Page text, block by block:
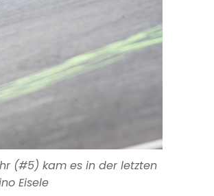
(#5) kam es in der letzten
Eisele